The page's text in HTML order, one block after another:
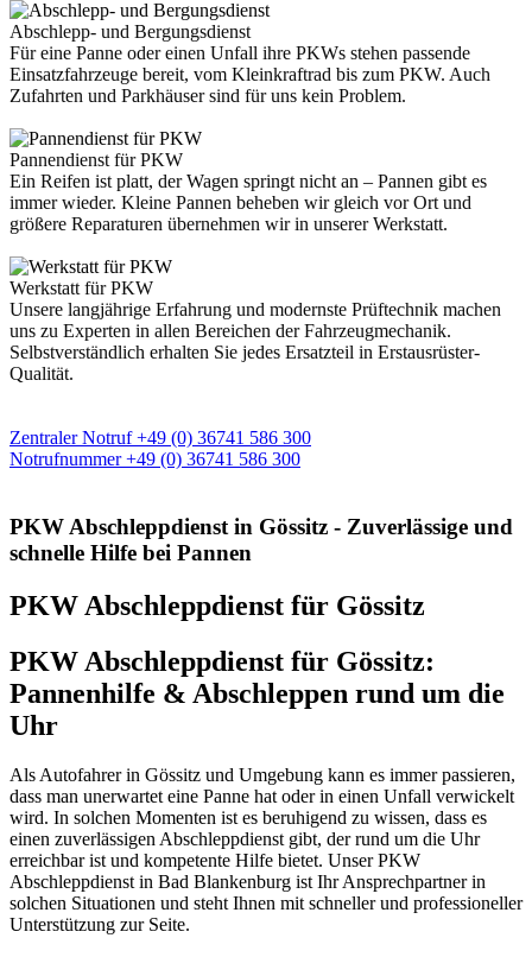
Abschlepp- und Bergungsdienst
Für eine Panne oder einen Unfall ihre PKWs stehen passende
Einsatzfahrzeuge bereit, vom Kleinkraftrad bis zum PKW. Auch
Zufahrten und Parkhäuser sind für uns kein Problem.
Pannendienst für PKW
Ein Reifen ist platt, der Wagen springt nicht an – Pannen gibt es
immer wieder. Kleine Pannen beheben wir gleich vor Ort und
größere Reparaturen übernehmen wir in unserer Werkstatt.
Werkstatt für PKW
Unsere langjährige Erfahrung und modernste Prüftechnik machen
uns zu Experten in allen Bereichen der Fahrzeugmechanik.
Selbstverständlich erhalten Sie jedes Ersatzteil in Erstausrüster-
Qualität.
Zentraler Notruf +49 (0) 36741 586 300
Notrufnummer +49 (0) 36741 586 300
PKW Abschleppdienst in Gössitz - Zuverlässige und
schnelle Hilfe bei Pannen
PKW Abschleppdienst für Gössitz
PKW Abschleppdienst für Gössitz:
Pannenhilfe & Abschleppen rund um die
Uhr
Als Autofahrer in Gössitz und Umgebung kann es immer passieren,
dass man unerwartet eine Panne hat oder in einen Unfall verwickelt
wird. In solchen Momenten ist es beruhigend zu wissen, dass es
einen zuverlässigen Abschleppdienst gibt, der rund um die Uhr
erreichbar ist und kompetente Hilfe bietet. Unser PKW
Abschleppdienst in Bad Blankenburg ist Ihr Ansprechpartner in
solchen Situationen und steht Ihnen mit schneller und professioneller
Unterstützung zur Seite.